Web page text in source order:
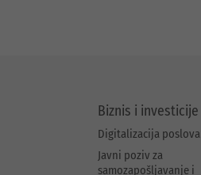
Biznis i investicije
Digitalizacija
Javni poziv za
samozapošljavanje i